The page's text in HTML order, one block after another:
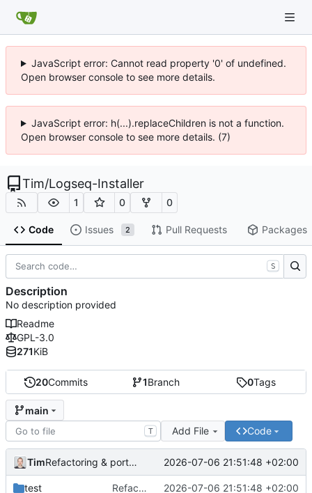
JavaScript error: Cannot read property '0' of undefined.
Open browser console to see more details.
JavaScript error: h(...).replaceChildren is not a function.
Open browser console to see more details. (7)
Tim/Logseq-Installer
1 0 0
Code Issues 2 Pull Requests Packages
20Commits 1Branch 0Tags
main
T Add File Code
Tim Refactoring & portable Testpfade 2026-07-06 21:51:48 +02:00
test Refactoring & portable Testpfade 2026-07-06 21:51:48 +02:00
S
Description
No description provided
Readme
GPL-3.0
271KiB